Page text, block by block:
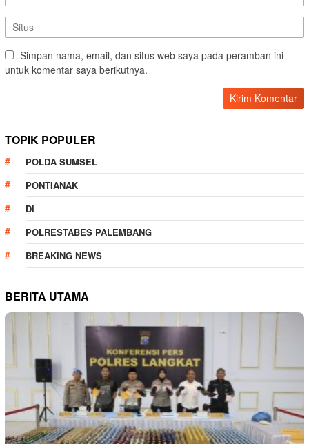
Simpan nama, email, dan situs web saya pada peramban ini
untuk komentar saya berikutnya.
TOPIK POPULER
POLDA SUMSEL
PONTIANAK
DI
POLRESTABES PALEMBANG
BREAKING NEWS
BERITA UTAMA